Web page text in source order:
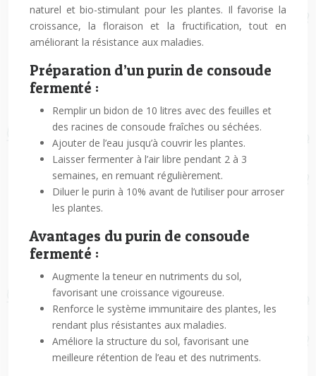
naturel et bio-stimulant pour les plantes. Il favorise la
croissance, la floraison et la fructification, tout en
améliorant la résistance aux maladies.
Préparation d’un purin de consoude
fermenté :
Remplir un bidon de 10 litres avec des feuilles et
des racines de consoude fraîches ou séchées.
Ajouter de l’eau jusqu’à couvrir les plantes.
Laisser fermenter à l’air libre pendant 2 à 3
semaines, en remuant régulièrement.
Diluer le purin à 10% avant de l’utiliser pour arroser
les plantes.
Avantages du purin de consoude
fermenté :
Augmente la teneur en nutriments du sol,
favorisant une croissance vigoureuse.
Renforce le système immunitaire des plantes, les
rendant plus résistantes aux maladies.
Améliore la structure du sol, favorisant une
meilleure rétention de l’eau et des nutriments.